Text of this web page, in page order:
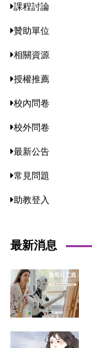
課程討論
贊助單位
相關資源
授權推薦
校內問卷
校外問卷
最新公告
常見問題
助教登入
最新消息